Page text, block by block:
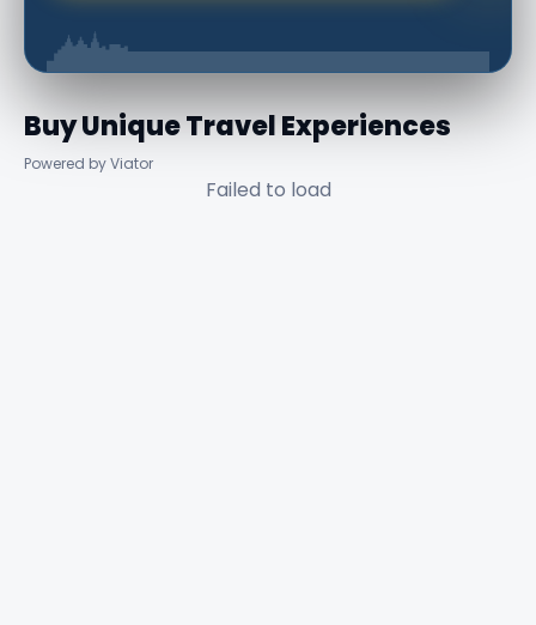
Buy Unique Travel Experiences
Powered by Viator
Failed to load